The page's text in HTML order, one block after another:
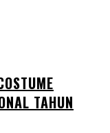
TAHUN